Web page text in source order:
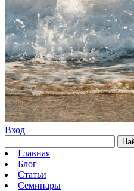
Вход
Главная
Блог
Статьи
Семинары